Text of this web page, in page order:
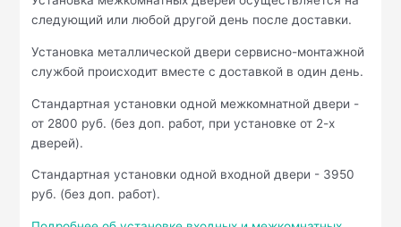
следующий или любой другой день после доставки.
Установка металлической двери сервисно-монтажной
службой происходит вместе с доставкой в один день.
Стандартная установки одной межкомнатной двери -
от 2800 руб. (без доп. работ, при установке от 2-х
дверей).
Стандартная установки одной входной двери - 3950
руб. (без доп. работ).